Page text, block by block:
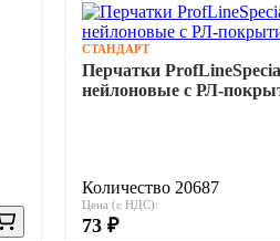
СТАНДАРТ
Перчатки
нейлоновые с РЛ-
Количество 20687
Цена (с НДС):
73 ₽